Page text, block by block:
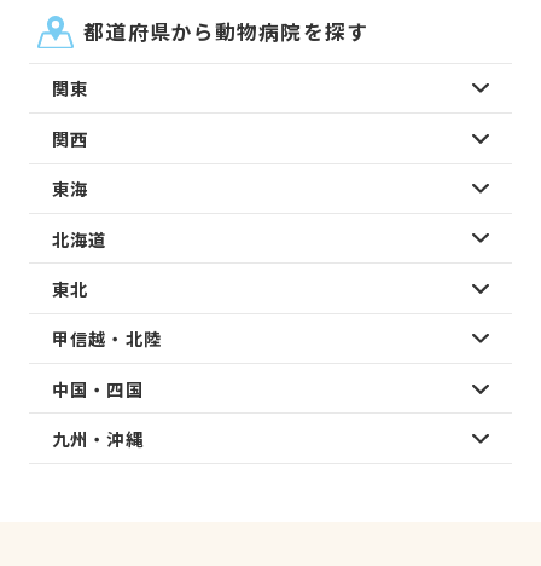
都道府県から動物病院を探す
関東
関西
東海
北海道
東北
甲信越・北陸
中国・四国
九州・沖縄